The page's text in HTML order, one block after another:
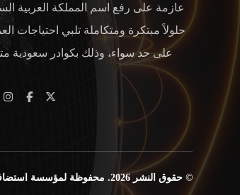
عازمة على رفع اسم المملكة العربية
حلولاً مبتكرة ومتكاملة تلبي احتياجات
على حد سواء، وذلك بكوادر سعودية
© حقوق النشر 2026. محفوظة لمؤسسة استضافة رؤيتنا